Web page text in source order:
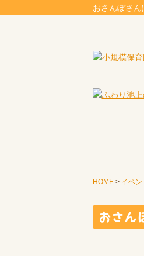
おさんぽさ
HOME> イベ
おさん